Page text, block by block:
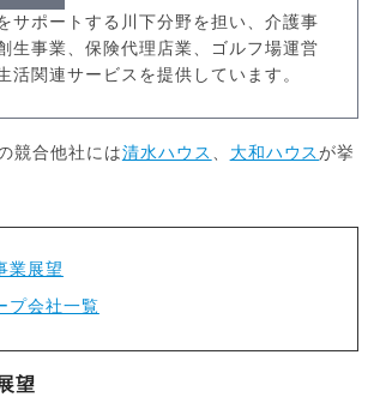
サポートする川下分野を担い、介護事
生事業、保険代理店業、ゴルフ場運営
活関連サービスを提供しています。
競合他社には清水ハウス 、 大和ハウスが挙
業展望
プ会社一覧
望